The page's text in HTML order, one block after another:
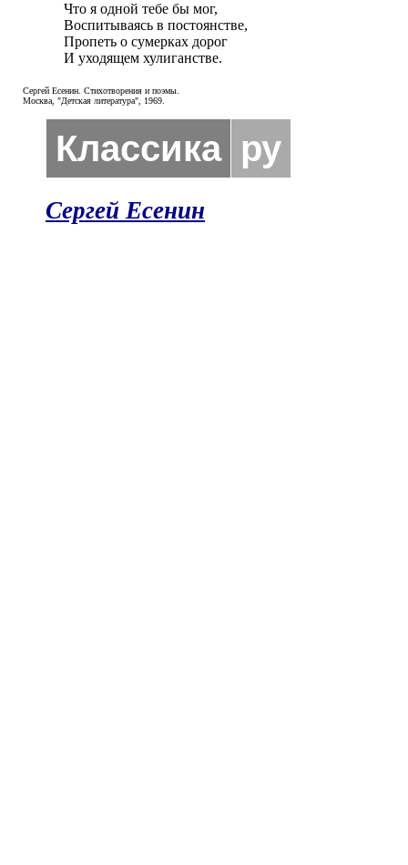
Что я одной тебе бы мог,
Воспитываясь в постоянстве,
Пропеть о сумерках дорог
И уходящем хулиганстве.
Сергей Есенин. Стихотворения и поэмы.
Москва, "Детская литература", 1969.
Классика ру
Сергей Есенин